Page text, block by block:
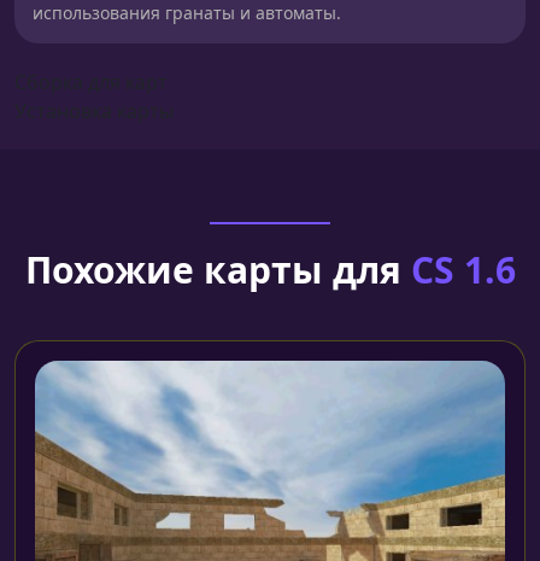
использования гранаты и автоматы.
Похожие карты для CS 1.6